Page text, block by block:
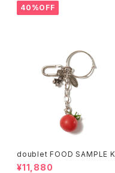
40%OFF
doublet FOOD SAMPLE KE
Y CHAIN TOMATO (Silver)
¥11,880